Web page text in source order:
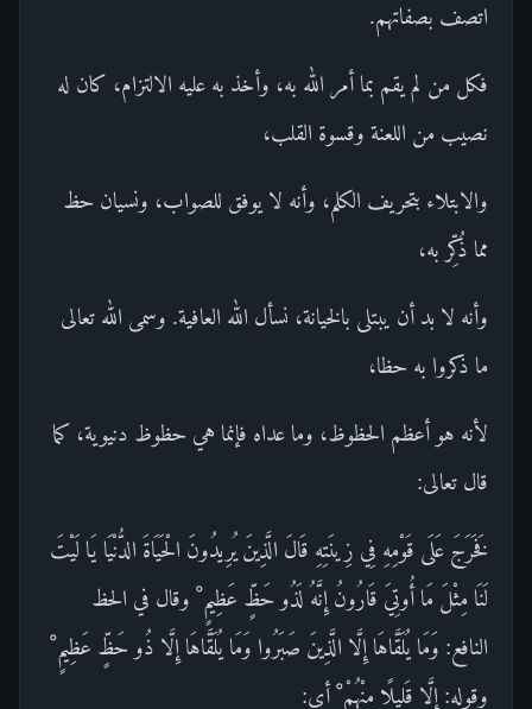
اتصف بصفاتهم.
فكل من لم يقم بما أمر الله به، وأخذ به عليه الالتزام، كان له
نصيب من اللعنة وقسوة القلب،
والابتلاء بتحريف الكلم، وأنه لا يوفق للصواب، ونسيان حظ
مما ذُكِّر به،
وأنه لا بد أن يبتلى بالخيانة، نسأل الله العافية. وسمى الله تعالى
ما ذكروا به حظا،
لأنه هو أعظم الحظوظ، وما عداه فإنما هي حظوظ دنيوية، كما
قال تعالى:
فَخَرَجَ عَلَى قَوْمِهِ فِي زِينَتِهِ قَالَ الَّذِينَ يُرِيدُونَ الْحَيَاةَ الدُّنْيَا يَا لَيْتَ
لَنَا مِثْلَ مَا أُوتِيَ قَارُونُ إِنَّهُ لَذُو حَظٍّ عَظِيمٍ ْ وقال في الحظ
النافع: وَمَا يُلَقَّاهَا إِلَّا الَّذِينَ صَبَرُوا وَمَا يُلَقَّاهَا إِلَّا ذُو حَظٍّ عَظِيمٍ ْ
وقوله: إِلَّا قَلِيلًا مِنْهُمْ ْ أي: